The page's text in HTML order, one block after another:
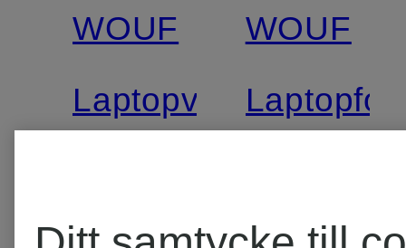
WOUF
Laptopväska
WOUF